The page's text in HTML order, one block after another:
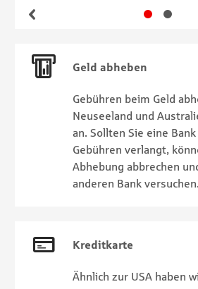
Gehe zu
Geld abheben
Gebühren beim Geld
Neuseeland und
an. Sollten Sie eine
Gebühren verlangt,
Abhebung abbrechen
anderen Bank versuchen.
Kreditkarte
Ähnlich zur USA haben